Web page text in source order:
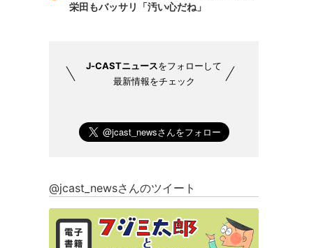
栄田もバッサリ「汚い心だね」
J-CASTニュースをフォローして
最新情報をチェック
@jcast_newsさんのツイート